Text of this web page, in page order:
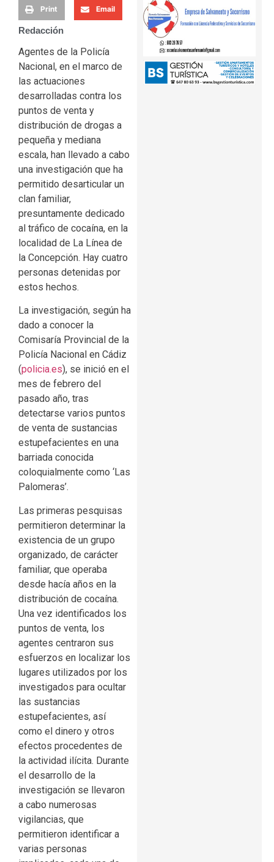
Print Email
Redacción
Agentes de la Policía
Nacional, en el marco de
las actuaciones
desarrolladas contra los
puntos de venta y
distribución de drogas a
pequeña y mediana
escala, han llevado a cabo
una investigación que ha
permitido desarticular un
clan familiar,
presuntamente dedicado
al tráfico de cocaína, en la
localidad de La Línea de
la Concepción. Hay cuatro
personas detenidas por
estos hechos.
La investigación, según ha
dado a conocer la
Comisaría Provincial de la
Policía Nacional en Cádiz
(policia.es), se inició en el
mes de febrero del
pasado año, tras
detectarse varios puntos
de venta de sustancias
estupefacientes en una
barriada conocida
coloquialmente como ‘Las
Palomeras’.
Las primeras pesquisas
permitieron determinar la
existencia de un grupo
organizado, de carácter
familiar, que operaba
desde hacía años en la
distribución de cocaína.
Una vez identificados los
puntos de venta, los
agentes centraron sus
esfuerzos en localizar los
lugares utilizados por los
investigados para ocultar
las sustancias
estupefacientes, así
como el dinero y otros
efectos procedentes de
la actividad ilícita. Durante
el desarrollo de la
investigación se llevaron
a cabo numerosas
vigilancias, que
permitieron identificar a
varias personas